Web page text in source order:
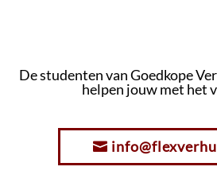
De studenten van Goedkope
helpen jouw met het